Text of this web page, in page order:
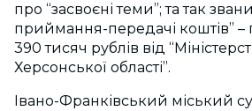
про “засвоєні теми”; та так
приймання-передачі коштів”
390 тисяч рублів від
Херсонської області”.
Івано-Франківський міський